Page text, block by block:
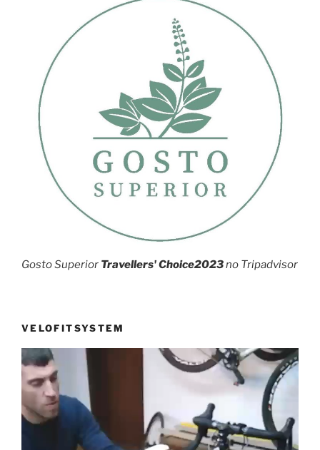
Gosto Superior Travellers' Choice2023no Tripadvisor
VELOFITSYSTEM
Reprodutor
de
vídeo